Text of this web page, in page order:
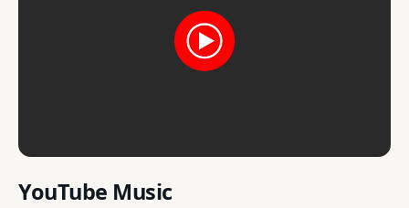
YouTube Music